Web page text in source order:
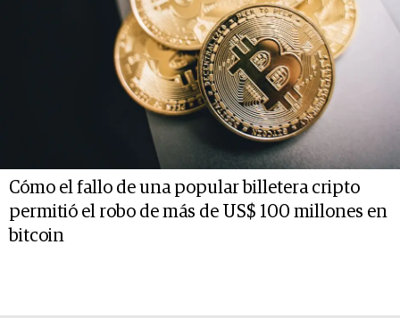
Cómo el fallo de una popular billetera cripto
permitió el robo de más de US$ 100 millones en
bitcoin